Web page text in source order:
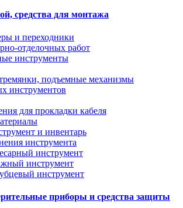
средства для монтажа
и переходники
отделочных работ
инструменты
подъемные механизмы
инструментов
для прокладки кабеля
и инвентарь
инструмента
инструмент
инструмент
инструмент
приборы и средства защиты